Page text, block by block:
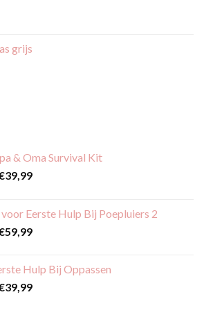
grijs
& Oma Survival Kit
39,99Prijsklasse:
€39,99
Eerste Hulp Bij Poepluiers 2
59,99Prijsklasse:
€59,99
Hulp Bij Oppassen
39,99Prijsklasse: